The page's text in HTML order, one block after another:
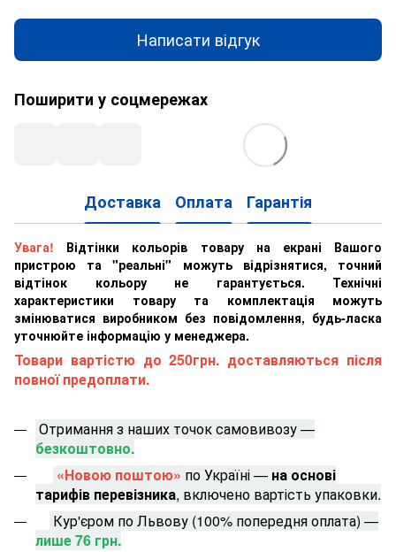
Написати відгук
Поширити у соцмережах
Доставка Оплата Гарантія
Увага! Відтінки кольорів товару на екрані Вашого
пристрою та "реальні" можуть відрізнятися, точний
відтінок кольору не гарантується. Технічні
характеристики товару та комплектація можуть
змінюватися виробником без повідомлення, будь-ласка
уточнюйте інформацію у менеджера.
Товари вартістю до 250грн. доставляються після
повної предоплати.
Отримання з наших точок самовивозу —
безкоштовно.
«Новою поштою» по Україні — на основі
тарифів перевізника, включено вартість упаковки.
Кур'єром по Львову (100% попередня оплата) —
лише 76 грн.